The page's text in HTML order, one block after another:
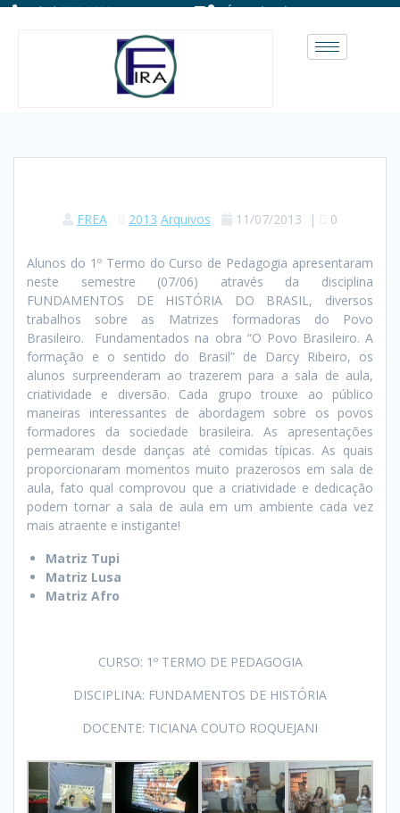
(14) 3711-1828 Área do Aluno
FREA 2013 Arquivos 11/07/2013 | 0
Alunos do 1º Termo do Curso de Pedagogia apresentaram
neste semestre (07/06) através da disciplina
FUNDAMENTOS DE HISTÓRIA DO BRASIL, diversos
trabalhos sobre as Matrizes formadoras do Povo
Brasileiro. Fundamentados na obra “O Povo Brasileiro. A
formação e o sentido do Brasil” de Darcy Ribeiro, os
alunos surpreenderam ao trazerem para a sala de aula,
criatividade e diversão. Cada grupo trouxe ao público
maneiras interessantes de abordagem sobre os povos
formadores da sociedade brasileira. As apresentações
permearam desde danças até comidas típicas. As quais
proporcionaram momentos muito prazerosos em sala de
aula, fato qual comprovou que a criatividade e dedicação
podem tornar a sala de aula em um ambiente cada vez
mais atraente e instigante!
Matriz Tupi
Matriz Lusa
Matriz Afro
CURSO: 1º TERMO DE PEDAGOGIA
DISCIPLINA: FUNDAMENTOS DE HISTÓRIA
DOCENTE: TICIANA COUTO ROQUEJANI